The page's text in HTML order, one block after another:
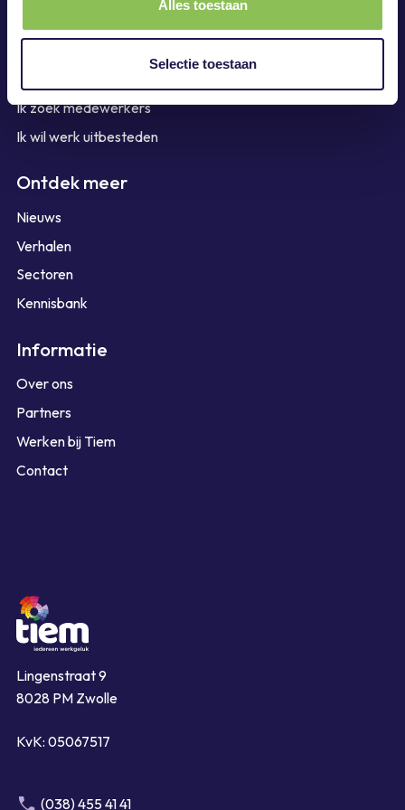
Alles toestaan
Selectie toestaan
Kunnen we je helpen?
Ik zoek medewerkers
Ik wil werk uitbesteden
Ontdek meer
Nieuws
Verhalen
Sectoren
Kennisbank
Informatie
Over ons
Partners
Werken bij Tiem
Contact
Lingenstraat 9
8028 PM Zwolle
KvK: 05067517
(038) 455 41 41